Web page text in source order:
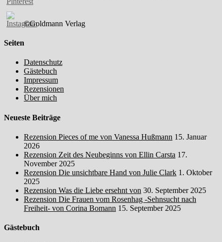
©Goldmann Verlag
Seiten
Datenschutz
Gästebuch
Impressum
Rezensionen
Über mich
Neueste Beiträge
Rezension Pieces of me von Vanessa Hußmann 15. Januar
2026
Rezension Zeit des Neubeginns von Ellin Carsta 17.
November 2025
Rezension Die unsichtbare Hand von Julie Clark 1. Oktober
2025
Rezension Was die Liebe ersehnt von 30. September 2025
Rezension Die Frauen vom Rosenhag -Sehnsucht nach
Freiheit- von Corina Bomann 15. September 2025
Gästebuch